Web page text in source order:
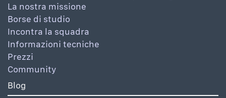
La nostra missione
Borse di studio
Incontra la squadra
Informazioni tecniche
Prezzi
Community
Blog